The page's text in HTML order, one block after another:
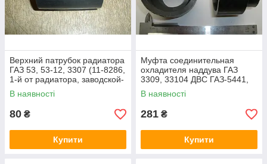
Верхний патрубок радиатора
ГАЗ 53, 53-12, 3307 (11-8286,
1-й от радиатора, заводской-
Оригінал)
В наявності
80 ₴
Купити
Муфта соединительная
охладителя наддува ГАЗ
3309, 33104 ДВС ГАЗ-5441,
ММЗ-245 (5441-1118783, пр-
во - Оригінал)
В наявності
281 ₴
Купити